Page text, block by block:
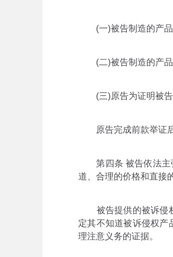
(一)被告制造的产品
(二)被告制造的产品
(三)原告为证明被告
原告完成前款举证后
第四条 被告依法主张
道、合理的价格和直接
被告提供的被诉侵权
定其不知道被诉侵权产
理注意义务的证据。